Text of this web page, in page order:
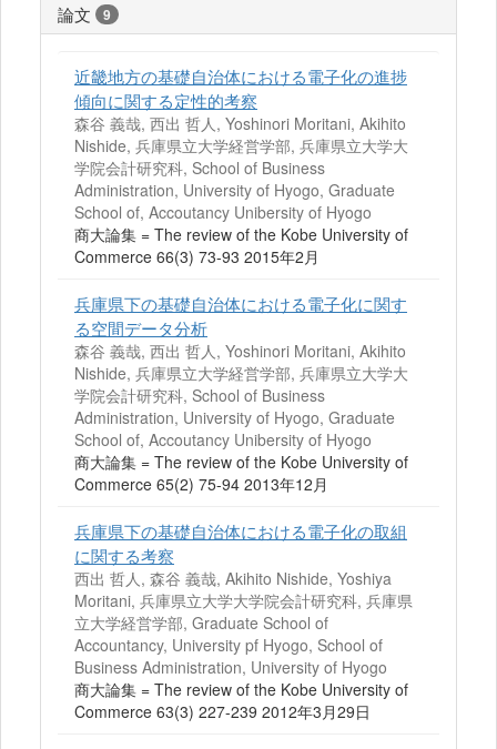
論文 9
近畿地方の基礎自治体における電子化の進捗
傾向に関する定性的考察
森谷 義哉, 西出 哲人, Yoshinori Moritani, Akihito
Nishide, 兵庫県立大学経営学部, 兵庫県立大学大
学院会計研究科, School of Business
Administration, University of Hyogo, Graduate
School of, Accoutancy Unibersity of Hyogo
商大論集 = The review of the Kobe University of
Commerce 66(3) 73-93 2015年2月
兵庫県下の基礎自治体における電子化に関す
る空間データ分析
森谷 義哉, 西出 哲人, Yoshinori Moritani, Akihito
Nishide, 兵庫県立大学経営学部, 兵庫県立大学大
学院会計研究科, School of Business
Administration, University of Hyogo, Graduate
School of, Accoutancy Unibersity of Hyogo
商大論集 = The review of the Kobe University of
Commerce 65(2) 75-94 2013年12月
兵庫県下の基礎自治体における電子化の取組
に関する考察
西出 哲人, 森谷 義哉, Akihito Nishide, Yoshiya
Moritani, 兵庫県立大学大学院会計研究科, 兵庫県
立大学経営学部, Graduate School of
Accountancy, University pf Hyogo, School of
Business Administration, University of Hyogo
商大論集 = The review of the Kobe University of
Commerce 63(3) 227-239 2012年3月29日